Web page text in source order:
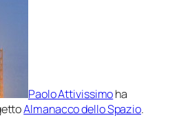
Paolo Attivissimoha
Almanacco dello Spazio.